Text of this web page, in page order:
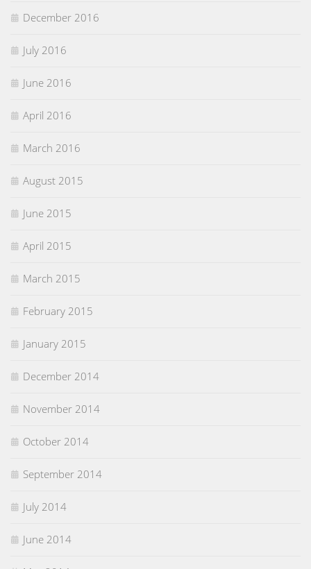
December 2016
July 2016
June 2016
April 2016
March 2016
August 2015
June 2015
April 2015
March 2015
February 2015
January 2015
December 2014
November 2014
October 2014
September 2014
July 2014
June 2014